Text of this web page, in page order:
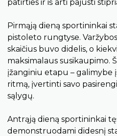
patirties ir iš arti pajusti
Pirmąją dieną sportininkai
pistoleto rungtyse.
skaičius buvo didelis, o
maksimalaus susikaupimo.
įžanginiu etapu – galimybe
ritmą, įvertinti savo
sąlygų.
Antrąją dieną sportininkai
demonstruodami didesnį